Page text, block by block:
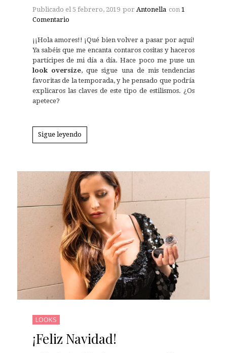
Publicado el 5 febrero, 2019 por Antonella con 1
Comentario
¡¡Hola amores!! ¡Qué bien volver a pasar por aquí!
Ya sabéis que me encanta contaros cositas y haceros
partícipes de mi día a día. Hace poco me puse un
look oversize, que sigue una de mis tendencias
favoritas de la temporada, y he pensado que podría
explicaros las claves de este tipo de estilismos. ¿Os
apetece?
Sigue leyendo
LOOKS
¡Feliz Navidad!